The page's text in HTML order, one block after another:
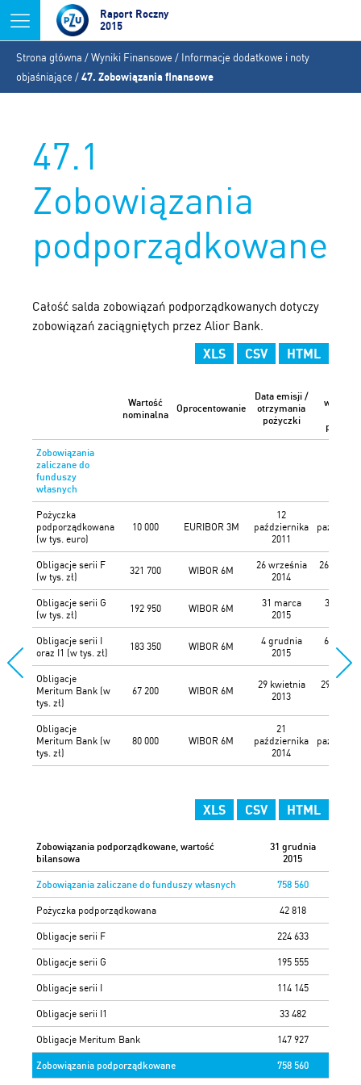
Jump to navigation
Raport Roczny
2015
Jesteś
tutaj
Strona główna /Wyniki Finansowe / Informacje dodatkowe i noty
objaśniające /47. Zobowiązania finansowe
47.1
Zobowiązania
podporządkowane
Całość salda zobowiązań podporządkowanych dotyczy
zobowiązań zaciągniętych przez Alior Bank.
XLS CSV HTML
Wartość
nominalna
Oprocentowanie
Data emisji /
otrzymania
pożyczki
wykupu
Zobowiązania
zaliczane do
funduszy
własnych
Pożyczka
podporządkowana
(w tys. euro)
10 000 EURIBOR 3M
12
października
2011
Obligacje serii F
(w tys. zł)
321 700 WIBOR 6M
26 września
2014
26
Obligacje serii G
(w tys. zł)
192 950 WIBOR 6M
31 marca
2015
31
Obligacje serii I
oraz I1 (w tys. zł)
183 350 WIBOR 6M
4 grudnia
2015
6
2021
Obligacje
Meritum Bank (w
tys. zł)
67 200 WIBOR 6M
29 kwietnia
2013
29
Obligacje
Meritum Bank (w
tys. zł)
80 000 WIBOR 6M
21
października
2014
XLS CSV HTML
Zobowiązania podporządkowane, wartość
bilansowa
31 grudnia
2015
Zobowiązania zaliczane do funduszy własnych 758 560
Pożyczka podporządkowana 42 818
Obligacje serii F 224 633
Obligacje serii G 195 555
Obligacje serii I 114 145
Obligacje serii I1 33 482
Obligacje Meritum Bank 147 927
Zobowiązania podporządkowane 758 560